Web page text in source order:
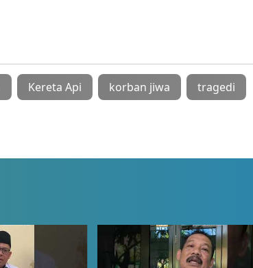
Kereta Api korban jiwa tragedi